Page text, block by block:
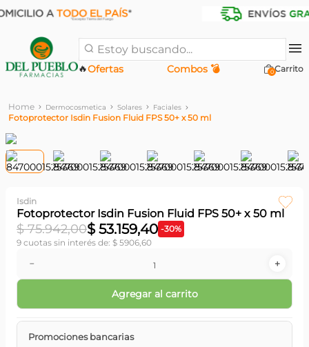
Estoy buscando...
Ofertas
🔥 Combos 💣 0
Dermocosmetica Solares Faciales
Fotoprotector Isdin Fusion Fluid FPS 50+ x 50 ml
Isdin
Fotoprotector Isdin Fusion Fluid FPS 50+ x 50 ml
$ 75.942,00$ 53.159,40 -30%
9 cuotas sin interés de: $ 5906,60
＋
－
Agregar al carrito
Promociones bancarias